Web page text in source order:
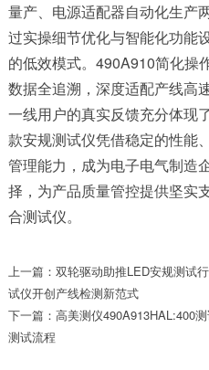
量产、电源适配器自动化生产
过实操细节优化与智能化功能
的低效模式。490A910简化操
数据全追溯，深度适配产线高
一线用户的真实反馈充分体现
款安规测试仪凭借稳定的性能
管理能力，成为电子电气制造
择，为产品质量管控提供坚实
合测试仪。
上一篇：双轮驱动助推LED安规测试
试仪开创产线检测新范式
下一篇：高美测仪490A913HAL:400
测试流程